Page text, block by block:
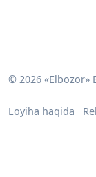
© 2026 «Elbozor»
Loyiha haqida